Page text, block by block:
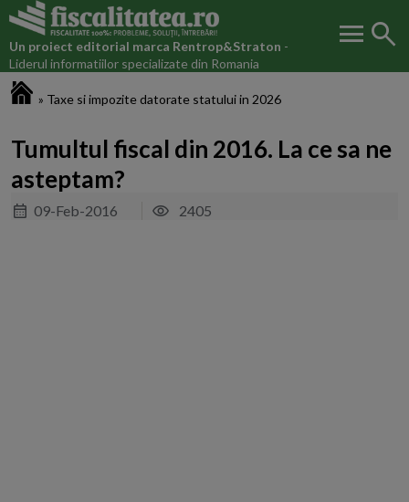
Un proiect editorial marca Rentrop&Straton -
Liderul informatiilor specializate din Romania
menu search
» Taxe si impozite datorate statului in 2026
Tumultul fiscal din 2016. La ce sa ne
asteptam?
09-Feb-2016 2405